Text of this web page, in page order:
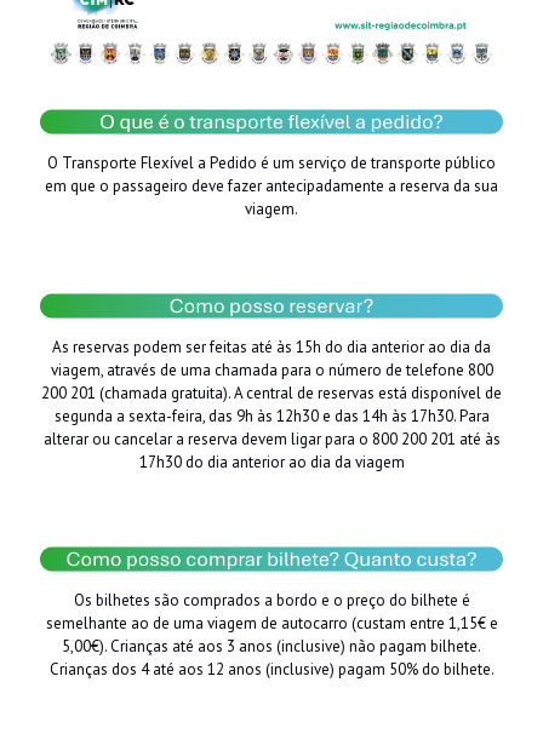
O Transporte Flexível a Pedido é um serviço de transporte público
em que o passageiro deve fazer antecipadamente a reserva da sua
viagem.
As reservas podem ser feitas até às 15h do dia anterior ao dia da
viagem, através de uma chamada para o número de telefone 800
200 201 (chamada gratuita). A central de reservas está disponível de
segunda a sexta-feira, das 9h às 12h30 e das 14h às 17h30. Para
alterar ou cancelar a reserva devem ligar para o 800 200 201 até às
17h30 do dia anterior ao dia da viagem
Os bilhetes são comprados a bordo e o preço do bilhete é
semelhante ao de uma viagem de autocarro (custam entre 1,15€ e
5,00€). Crianças até aos 3 anos (inclusive) não pagam bilhete.
Crianças dos 4 até aos 12 anos (inclusive) pagam 50% do bilhete.